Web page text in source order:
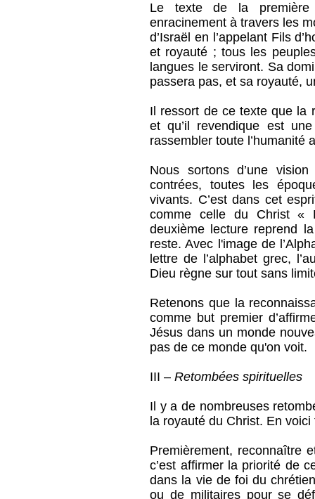
Le texte de la
enracinement à travers les
d’Israël en l’appelant Fils
et royauté ; tous les
langues le serviront. Sa
passera pas, et sa royauté,
Il ressort de ce texte que la
et qu’il revendique est
rassembler toute l’humanité
Nous sortons d’une
contrées, toutes les
vivants. C’est dans cet
comme celle du Christ «
deuxième lecture reprend
reste. Avec l'image de
lettre de l’alphabet grec,
Dieu règne sur tout sans
Retenons que la
comme but premier
Jésus dans un monde
pas de ce monde qu'on voit.
III –Retombées spirituelles
Il y a de nombreuses
la royauté du Christ. En
Premièrement, reconnaître
c’est affirmer la priorité de
dans la vie de foi du
ou de militaires pour se